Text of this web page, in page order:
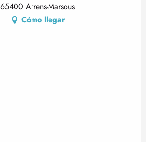
65400 Arrens-Marsous
Cómo llegar